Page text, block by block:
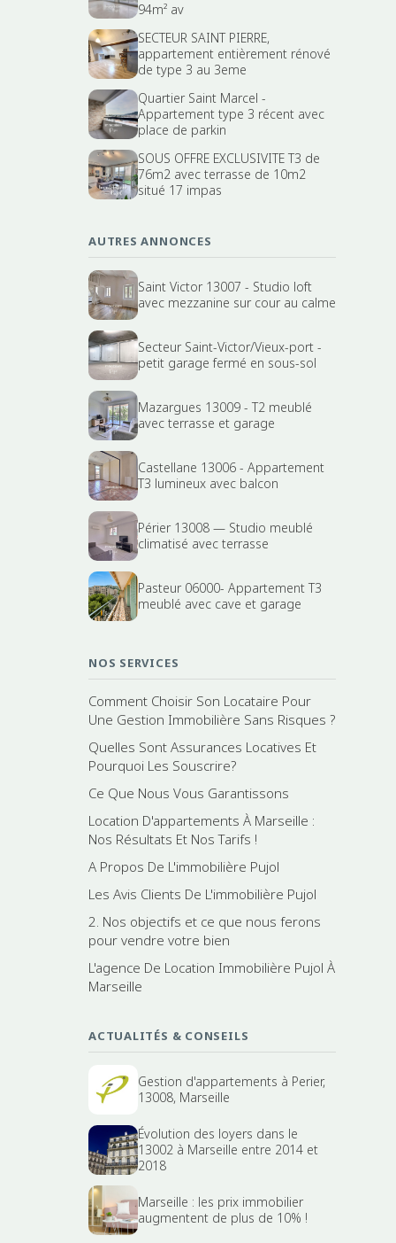
94m² av
SECTEUR SAINT PIERRE,
appartement entièrement rénové
de type 3 au 3eme
Quartier Saint Marcel -
Appartement type 3 récent avec
place de parkin
SOUS OFFRE EXCLUSIVITE T3 de
76m2 avec terrasse de 10m2
situé 17 impas
AUTRES ANNONCES
Saint Victor 13007 - Studio loft
avec mezzanine sur cour au calme
Secteur Saint-Victor/Vieux-port -
petit garage fermé en sous-sol
Mazargues 13009 - T2 meublé
avec terrasse et garage
Castellane 13006 - Appartement
T3 lumineux avec balcon
Périer 13008 — Studio meublé
climatisé avec terrasse
Pasteur 06000- Appartement T3
meublé avec cave et garage
NOS SERVICES
Comment Choisir Son Locataire Pour
Une Gestion Immobilière Sans Risques ?
Quelles Sont Assurances Locatives Et
Pourquoi Les Souscrire?
Ce Que Nous Vous Garantissons
Location D'appartements À Marseille :
Nos Résultats Et Nos Tarifs !
A Propos De L'immobilière Pujol
Les Avis Clients De L'immobilière Pujol
2. Nos objectifs et ce que nous ferons
pour vendre votre bien
L'agence De Location Immobilière Pujol À
Marseille
ACTUALITÉS & CONSEILS
Gestion d'appartements à Perier,
13008, Marseille
Évolution des loyers dans le
13002 à Marseille entre 2014 et
2018
Marseille : les prix immobilier
augmentent de plus de 10% !